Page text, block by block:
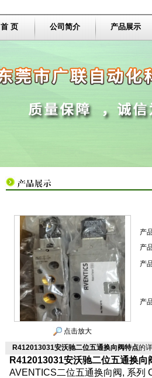
首 页 公司简介 产品展示
点击放大
产
产
产
产
R412013031安沃驰二位五通换向阀特点的
R412013031安沃驰二位五通换向
AVENTICS二位五通换向阀, 系列